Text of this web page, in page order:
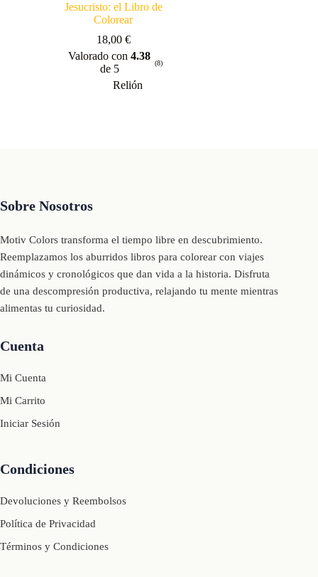
Jesucristo: el Libro de
Colorear
18,00 €
Valorado con4.38
de 5
(8)
Relión
Sobre Nosotros
Motiv Colors transforma el tiempo libre en descubrimiento.
Reemplazamos los aburridos libros para colorear con viajes
dinámicos y cronológicos que dan vida a la historia. Disfruta
de una descompresión productiva, relajando tu mente mientras
alimentas tu curiosidad.
Cuenta
Mi Cuenta
Mi Carrito
Iniciar Sesión
Condiciones
Devoluciones y Reembolsos
Política de Privacidad
Términos y Condiciones